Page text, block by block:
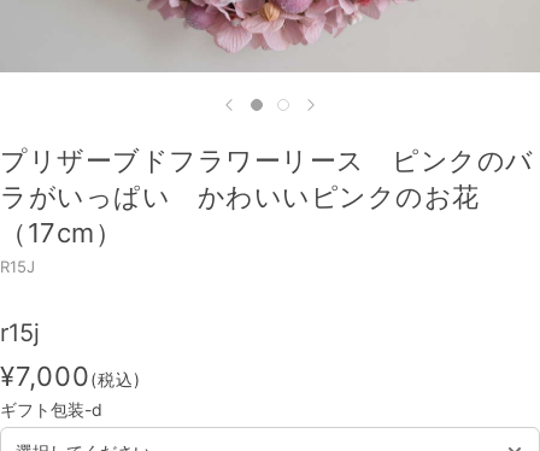
プリザーブドフラワーリース ピンクのバ
ラがいっぱい かわいいピンクのお花
（17cm）
R15J
r15j
¥7,000(税込)
ギフト包装-d